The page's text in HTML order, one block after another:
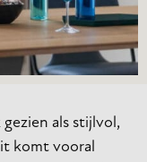
als stijlvol,
komt vooral